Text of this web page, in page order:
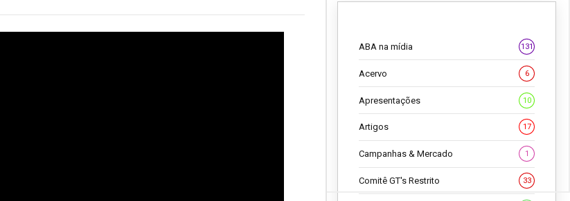
ABA na mídia 131
Acervo 6
Apresentações 10
Artigos 17
Campanhas & Mercado 1
Comitê GT's Restrito 33